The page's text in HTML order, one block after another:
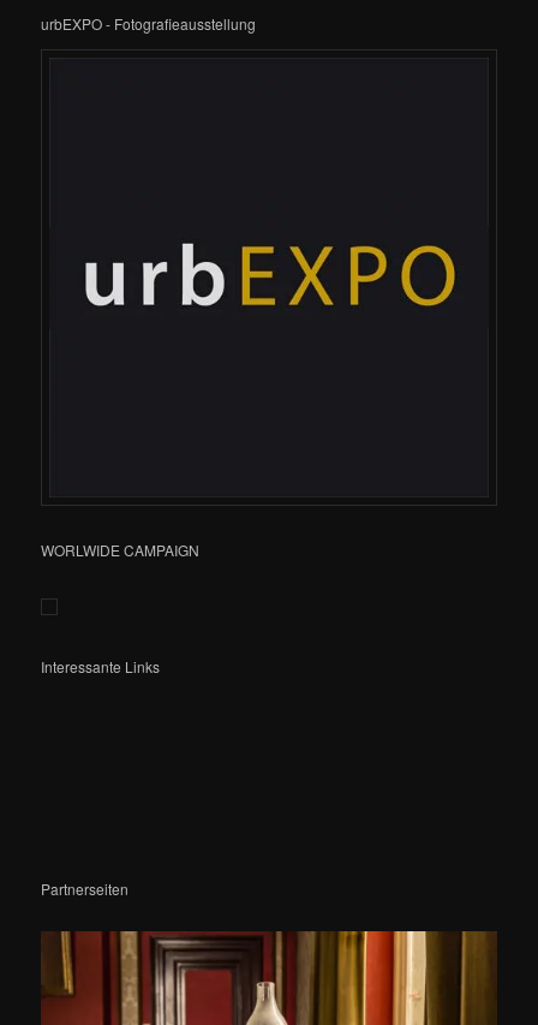
urbEXPO - Fotografieausstellung
WORLWIDE CAMPAIGN
Interessante Links
Partnerseiten